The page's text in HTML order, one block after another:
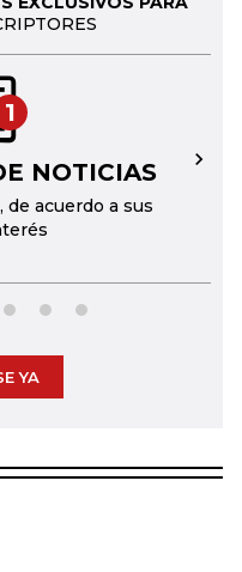
1
NOTICIAS
acuerdo a sus
→
YA